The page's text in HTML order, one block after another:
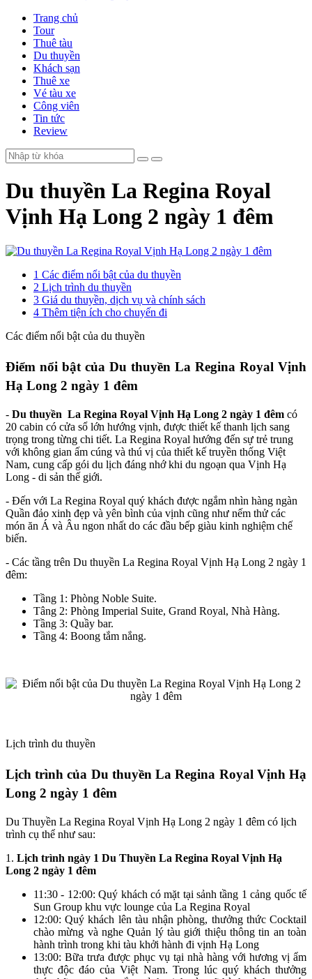
Trang chủ
Tour
Thuê tàu
Du thuyền
Khách sạn
Thuê xe
Vé tàu xe
Công viên
Tin tức
Review
Du thuyền La Regina Royal
Vịnh Hạ Long 2 ngày 1 đêm
1 Các điểm nổi bật của du thuyền
2 Lịch trình du thuyền
3 Giá du thuyền, dịch vụ và chính sách
4 Thêm tiện ích cho chuyến đi
Các điểm nổi bật của du thuyền
Điểm nổi bật của Du thuyền La Regina Royal Vịnh
Hạ Long 2 ngày 1 đêm
- Du thuyền La Regina Royal Vịnh Hạ Long 2 ngày 1 đêm có
20 cabin có cửa sổ lớn hướng vịnh, được thiết kế thanh lịch sang
trọng trong từng chi tiết. La Regina Royal hướng đến sự trẻ trung
với không gian ấm cúng và thú vị của thiết kế truyền thống Việt
Nam, cung cấp gói du lịch đáng nhớ khi du ngoạn qua Vịnh Hạ
Long - di sản thế giới.
- Đến với La Regina Royal quý khách được ngắm nhìn hàng ngàn
Quần đảo xinh đẹp và yên bình của vịnh cũng như nếm thử các
món ăn Á và Âu ngon nhất do các đầu bếp giàu kinh nghiệm chế
biến.
- Các tầng trên Du thuyền La Regina Royal Vịnh Hạ Long 2 ngày 1
đêm:
Tầng 1: Phòng Noble Suite.
Tâng 2: Phòng Imperial Suite, Grand Royal, Nhà Hàng.
Tầng 3: Quầy bar.
Tầng 4: Boong tắm nắng.
Lịch trình du thuyền
Lịch trình của Du thuyền La Regina Royal Vịnh Hạ
Long 2 ngày 1 đêm
Du Thuyền La Regina Royal Vịnh Hạ Long 2 ngày 1 đêm có lịch
trình cụ thể như sau:
1. Lịch trình ngày 1 Du Thuyền La Regina Royal Vịnh Hạ
Long 2 ngày 1 đêm
11:30 - 12:00: Quý khách có mặt tại sảnh tầng 1 cảng quốc tế
Sun Group khu vực lounge của La Regina Royal
12:00: Quý khách lên tàu nhận phòng, thưởng thức Cocktail
chào mừng và nghe Quản lý tàu giới thiệu thông tin an toàn
hành trình trong khi tàu khởi hành đi vịnh Hạ Long
13:00: Bữa trưa được phục vụ tại nhà hàng với hương vị ẩm
thực độc đáo của Việt Nam. Trong lúc quý khách thưởng